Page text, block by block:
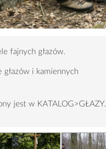
fajnych głazów.
głazów i kamiennych
jest w KATALOG>GŁAZY.